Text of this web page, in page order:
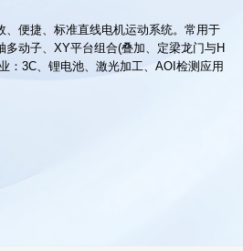
、便捷、标准直线电机运动系统。常用于
多动子、XY平台组合(叠加、定梁龙门与H
：3C、锂电池、激光加工、AOI检测应用